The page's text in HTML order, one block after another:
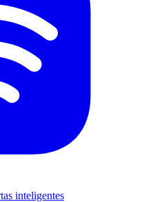
inteligentes